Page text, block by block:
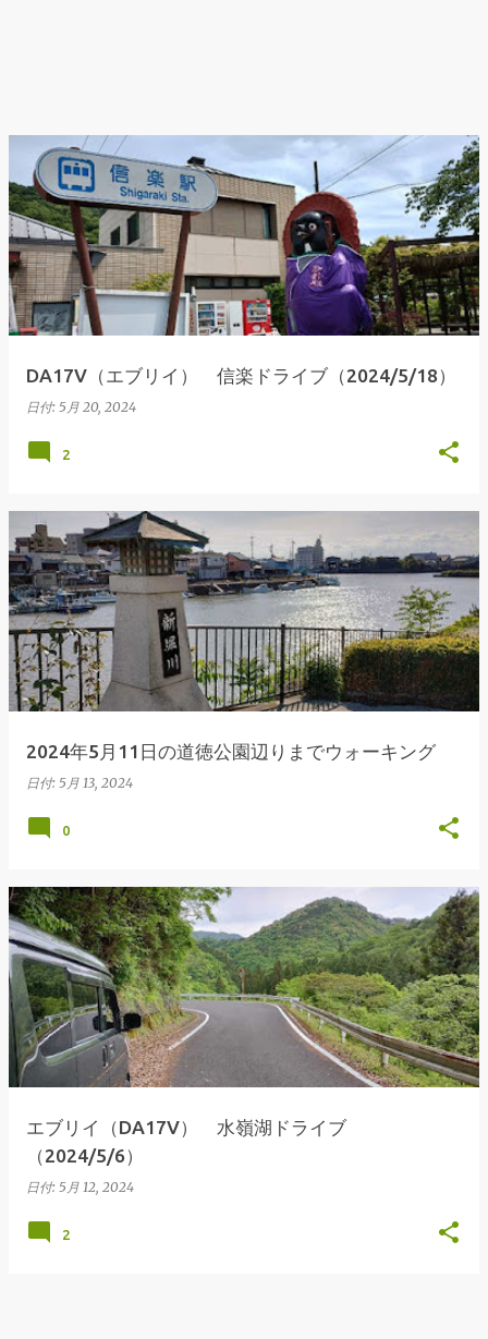
DA17V（エブリイ） 信楽ドライブ（2024/5/18）
日付: 5月 20, 2024
2
2024年5月11日の道徳公園辺りまでウォーキング
日付: 5月 13, 2024
0
エブリイ（DA17V） 水嶺湖ドライブ
（2024/5/6）
日付: 5月 12, 2024
2